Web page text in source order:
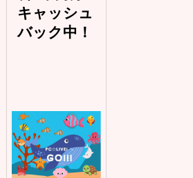
キャッシュ
バック中！